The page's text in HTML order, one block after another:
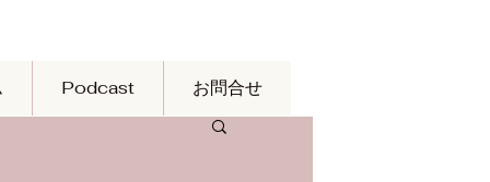
Podcast お問合せ